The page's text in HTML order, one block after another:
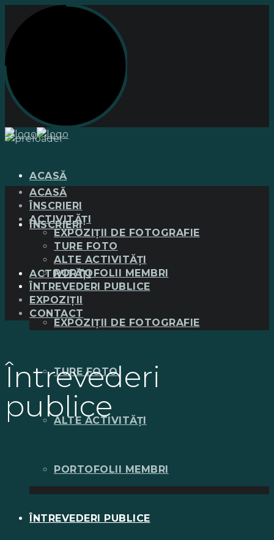
ACASĂ
ÎNSCRIERI
ACTIVITĂȚI
EXPOZIȚII DE FOTOGRAFIE
TURE FOTO
ALTE ACTIVITĂȚI
PORTOFOLII MEMBRI
ÎNTREVEDERI PUBLICE
ACASĂ
ÎNSCRIERI
ACTIVITĂȚI
EXPOZIȚII DE FOTOGRAFIE
TURE FOTO
ALTE ACTIVITĂȚI
PORTOFOLII MEMBRI
ÎNTREVEDERI PUBLICE
EXPOZIȚII
CONTACT
Întrevederi
publice